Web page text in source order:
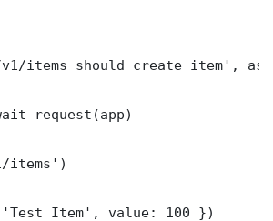
items should create item',
request(app)
items')
'Test Item', value: 100 })